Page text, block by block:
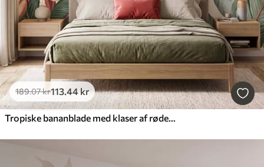
189.07kr113.44 kr
Tropiske bananblade med klaser af røde kaffebær, i akvarelstil